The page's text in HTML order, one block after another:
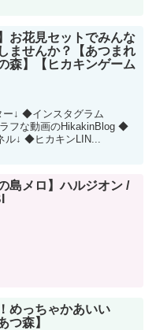
お花見セットでみんな
ませんか？【あつまれ
森】【ヒカキンゲーム
↓ ◆インスタグラム
フな動画のHikakinBlog ◆
ル↓ ◆ヒカキンLIN...
島メロ】ハルジオン /
めっちゃかあいい
つ森】